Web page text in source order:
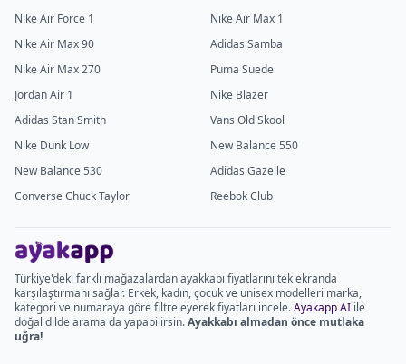
Nike Air Force 1
Nike Air Max 90
Nike Air Max 270
Jordan Air 1
Adidas Stan Smith
Nike Dunk Low
New Balance 530
Converse Chuck Taylor
Nike Air Max 1
Adidas Samba
Puma Suede
Nike Blazer
Vans Old Skool
New Balance 550
Adidas Gazelle
Reebok Club
Türkiye'deki farklı mağazalardan ayakkabı fiyatlarını tek ekranda
karşılaştırmanı sağlar. Erkek, kadın, çocuk ve unisex modelleri marka,
kategori ve numaraya göre filtreleyerek fiyatları incele.Ayakapp AI ile
doğal dilde arama da yapabilirsin.Ayakkabı almadan önce mutlaka
uğra!